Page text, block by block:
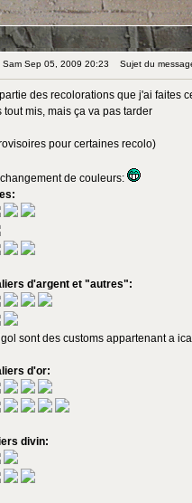
Sam Sep 05, 2009 20:23 Sujet du
des recolorations que j'ai faites
tout mis, mais ça va pas tarder
pour certaines recolo)
de couleurs:
d'argent et "autres":
sont des customs appartenant a
d'or:
divin: